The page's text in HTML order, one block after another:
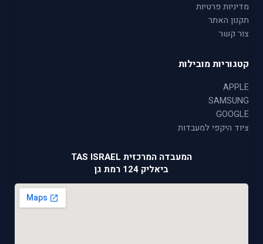
מדיניות פרטיות
תקנון האתר
צור קשר
קטגוריות מובילות
APPLE
SAMSUNG
GOOGLE
ציוד היקפי למעבדות
המעבדה המרכזית TAS ISRAEL
ביאליק 124 רמת גן